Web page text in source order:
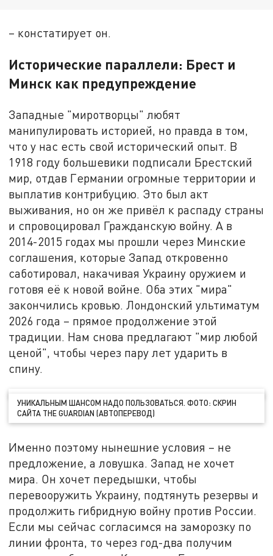
– констатирует он.
Исторические параллели: Брест и
Минск как предупреждение
Западные "миротворцы" любят
манипулировать историей, но правда в том,
что у нас есть свой исторический опыт. В
1918 году большевики подписали Брестский
мир, отдав Германии огромные территории и
выплатив контрибуцию. Это был акт
выживания, но он же привёл к распаду страны
и спровоцировал Гражданскую войну. А в
2014-2015 годах мы прошли через Минские
соглашения, которые Запад откровенно
саботировал, накачивая Украину оружием и
готовя её к новой войне. Оба этих "мира"
закончились кровью. Лондонский ультиматум
2026 года – прямое продолжение этой
традиции. Нам снова предлагают "мир любой
ценой", чтобы через пару лет ударить в
спину.
УНИКАЛЬНЫМ ШАНСОМ НАДО ПОЛЬЗОВАТЬСЯ. ФОТО: СКРИН
САЙТА THE GUARDIAN (АВТОПЕРЕВОД)
Именно поэтому нынешние условия – не
предложение, а ловушка. Запад не хочет
мира. Он хочет передышки, чтобы
перевооружить Украину, подтянуть резервы и
продолжить гибридную войну против России.
Если мы сейчас согласимся на заморозку по
линии фронта, то через год-два получим